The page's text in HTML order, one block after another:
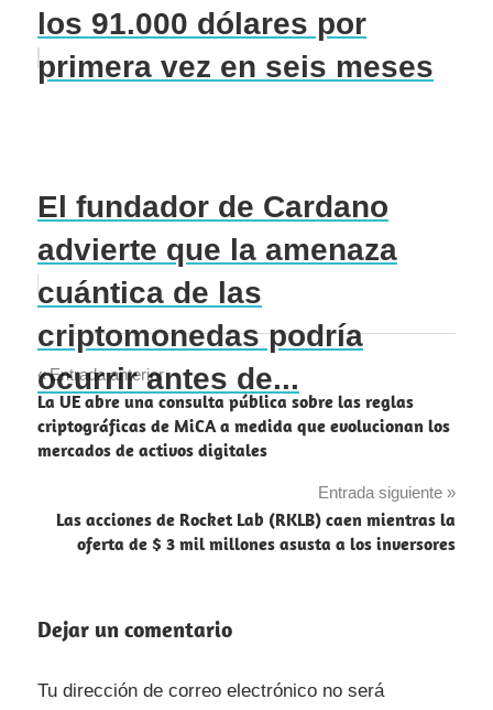
los 91.000 dólares por
primera vez en seis meses
El fundador de Cardano
advierte que la amenaza
cuántica de las
criptomonedas podría
ocurrir antes de...
Navegación
de
entradas
Entrada anterior
La UE abre una consulta pública sobre las reglas
criptográficas de MiCA a medida que evolucionan los
mercados de activos digitales
Entrada siguiente
Las acciones de Rocket Lab (RKLB) caen mientras la
oferta de $ 3 mil millones asusta a los inversores
Dejar un comentario
Tu dirección de correo electrónico no será